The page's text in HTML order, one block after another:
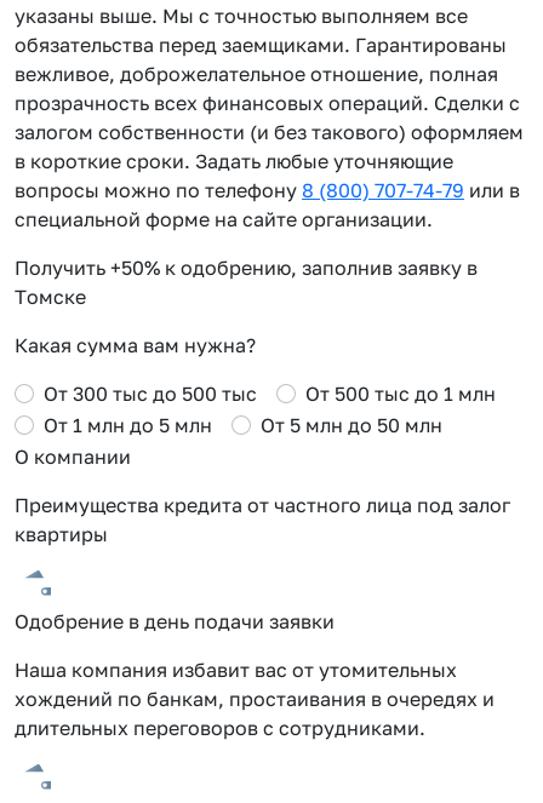
указаны выше. Мы с точностью выполняем все
обязательства перед заемщиками. Гарантированы
вежливое, доброжелательное отношение, полная
прозрачность всех финансовых операций. Сделки с
залогом собственности (и без такового) оформляем
в короткие сроки. Задать любые уточняющие
вопросы можно по телефону 8 (800) 707-74-79 или в
специальной форме на сайте организации.
Получить +50% к одобрению, заполнив заявку в
Томске
Какая сумма вам нужна?
От 300 тыс до 500 тыс
От 500 тыс до 1 млн
От 1 млн до 5 млн
От 5 млн до 50 млн
О компании
Преимущества кредита от частного лица под залог
квартиры
Одобрение в день подачи заявки
Наша компания избавит вас от утомительных
хождений по банкам, простаивания в очередях и
длительных переговоров с сотрудниками.